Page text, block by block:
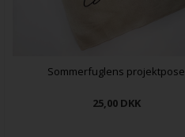
Sommerfuglens projektpose
25,00 DKK